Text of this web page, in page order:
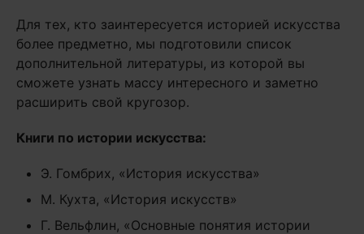
Для тех, кто заинтересуется историей искусства
более предметно, мы подготовили список
дополнительной литературы, из которой вы
сможете узнать массу интересного и заметно
расширить свой кругозор.
Книги по истории искусства:
Э. Гомбрих, «История искусства»
М. Кухта, «История искусств»
Г. Вельфлин, «Основные понятия истории